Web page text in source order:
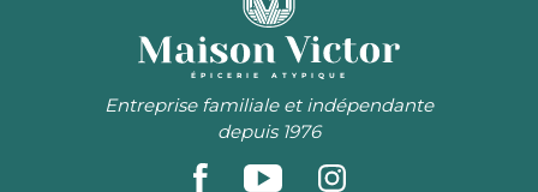
ÉPICERIE ATYPIQUE
Entreprise familiale et indépendante
depuis 1976